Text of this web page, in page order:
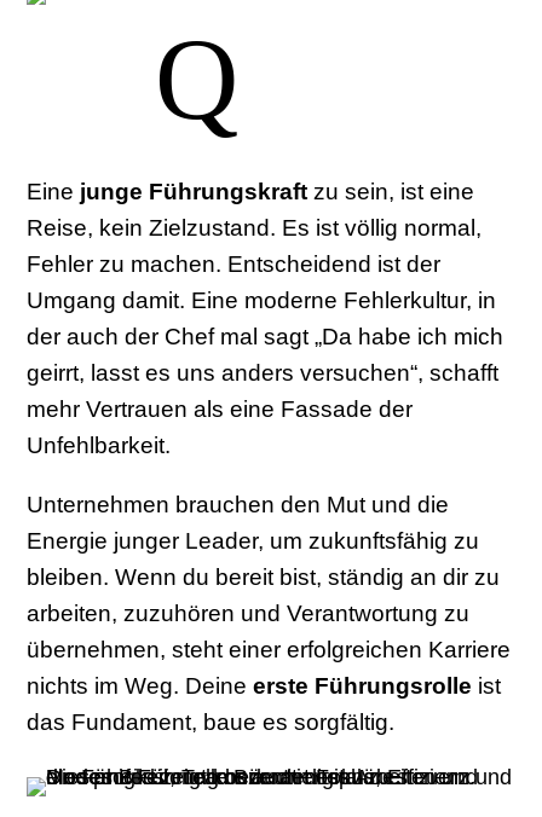
Q
Eine junge Führungskraft zu sein, ist eine
Reise, kein Zielzustand. Es ist völlig normal,
Fehler zu machen. Entscheidend ist der
Umgang damit. Eine moderne Fehlerkultur, in
der auch der Chef mal sagt „Da habe ich mich
geirrt, lasst es uns anders versuchen“, schafft
mehr Vertrauen als eine Fassade der
Unfehlbarkeit.
Unternehmen brauchen den Mut und die
Energie junger Leader, um zukunftsfähig zu
bleiben. Wenn du bereit bist, ständig an dir zu
arbeiten, zuzuhören und Verantwortung zu
übernehmen, steht einer erfolgreichen Karriere
nichts im Weg. Deineerste Führungsrolle ist
das Fundament, baue es sorgfältig.